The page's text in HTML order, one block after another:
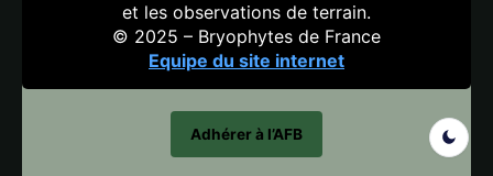
et les observations de terrain.
© 2025 – Bryophytes de France
Equipe du site internet
Adhérer à l’AFB